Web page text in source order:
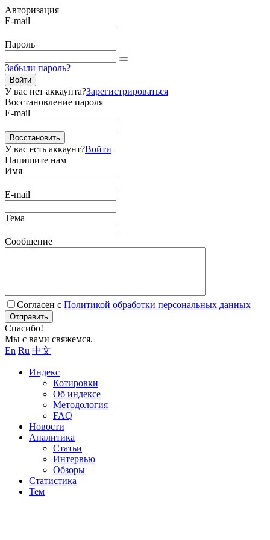
Авторизация
E-mail
Пароль
Забыли пароль?
Войти
У вас нет аккаунта?Зарегистрироваться
Восстановление пароля
E-mail
Восстановить
У вас есть аккаунт?Войти
Напишите нам
Имя
E-mail
Тема
Сообщение
Согласен с Политикой обработки персональных данных
Отправить
Спасибо!
Мы с вами свяжемся.
En Ru 中文
Индекс
Котировки
Об индексе
Методология
FAQ
Новости
Аналитика
Статьи
Интервью
Обзоры
Статистика
Тем